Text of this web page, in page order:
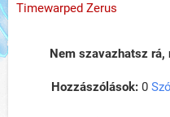
Timewarped Zerus
Nem szavazhatsz
Hozzászólások:0